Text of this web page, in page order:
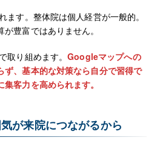
ます。整体院は個人経営が一般的。
豊富ではありません。
取り組めます。Googleマップへの
ず、基本的な対策なら自分で習得で
客力を高められます。
が来院につながるから